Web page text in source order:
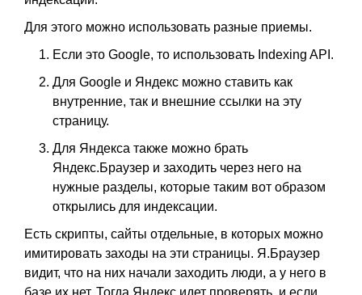
Для этого можно использовать разные приемы.
Если это Google, то использовать Indexing API.
Для Google и Яндекс можно ставить как
внутренние, так и внешние ссылки на эту
страницу.
Для Яндекса также можно брать
Яндекс.Браузер и заходить через него на
нужные разделы, которые таким вот образом
открылись для индексации.
Есть скрипты, сайты отдельные, в которых можно
имитировать заходы на эти страницы. Я.Браузер
видит, что на них начали заходить люди, а у него в
базе их нет. Тогда Яндекс идет проверять, и если